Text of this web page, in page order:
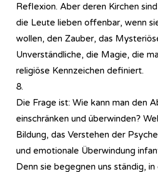
Reflexion. Aber deren Kirchen
die Leute lieben offenbar, wenn
wollen, den Zauber, das
Unverständliche, die Magie, die
religiöse Kennzeichen definiert.
8.
Die Frage ist: Wie kann man den
einschränken und überwinden?
Bildung, das Verstehen der
und emotionale Überwindung
Denn sie begegnen uns ständig, in